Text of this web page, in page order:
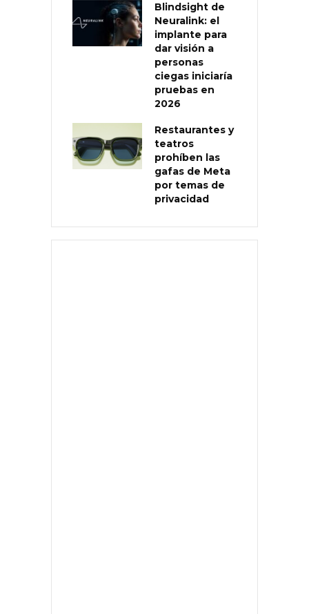
Blindsight de
Neuralink: el
implante para
dar visión a
personas
ciegas iniciaría
pruebas en
2026
Restaurantes y
teatros
prohíben las
gafas de Meta
por temas de
privacidad